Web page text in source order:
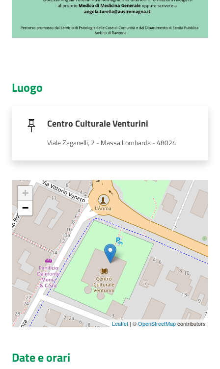
Luogo
Centro Culturale Venturini
Viale Zaganelli, 2 - Massa Lombarda - 48024
+
−
Leaflet | ©OpenStreetMapcontributors
Date e orari